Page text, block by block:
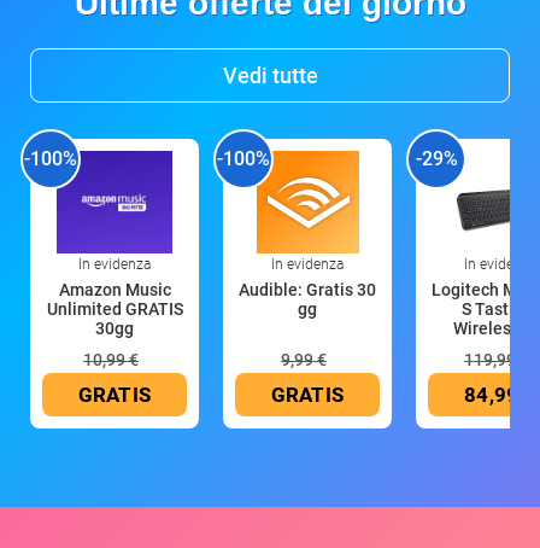
Vedi tutte
-100%
In evidenza
Amazon Music
Unlimited GRATIS
30gg
10,99 €
GRATIS
-100%
In evidenza
Audible: Gratis 30
gg
9,99 €
GRATIS
-29%
In evidenza
Logitech MX
S Tastiera
Wireless
119,99 €
84,99 €